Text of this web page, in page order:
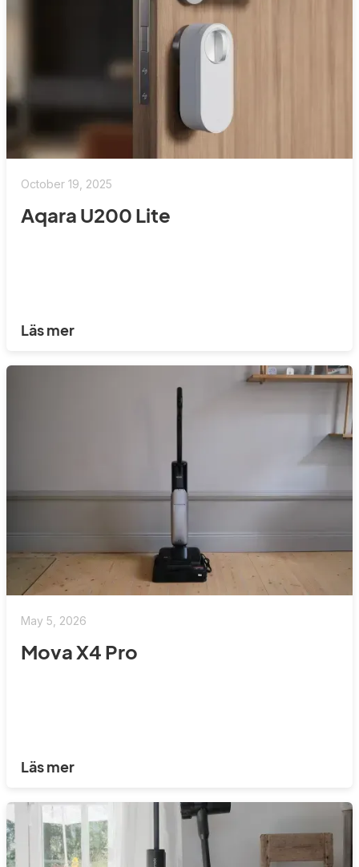
October 19, 2025
Aqara U200 Lite
Läs mer
May 5, 2026
Mova X4 Pro
Läs mer